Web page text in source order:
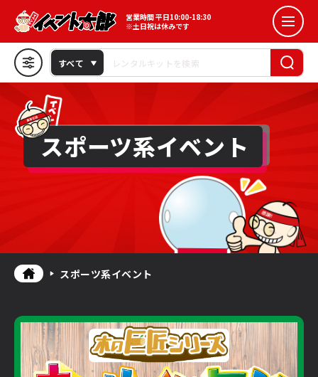
営業時間 平日10:00-18:30
※土日祝は休みです
抽選会イベント
スポーツ系イベント
イベント花子
お問い合わせ
よくあるご質問
スポーツ系イベント
スポーツ系イベント
レンタル価格
￥5,000~15,000 ￥15,000~25,000
￥25,000以上
カスタマーレビュー
★★★★☆以上
来店訴求
ゲーム・盛り上げ
季節・シーズン
スポーツ系
こども向け
ファミリー
シニア向け
すべて